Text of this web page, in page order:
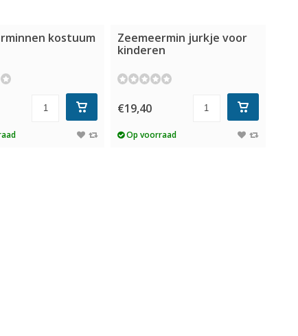
kostuum
Zeemeermin jurkje voor
kinderen
€19,40
Op voorraad